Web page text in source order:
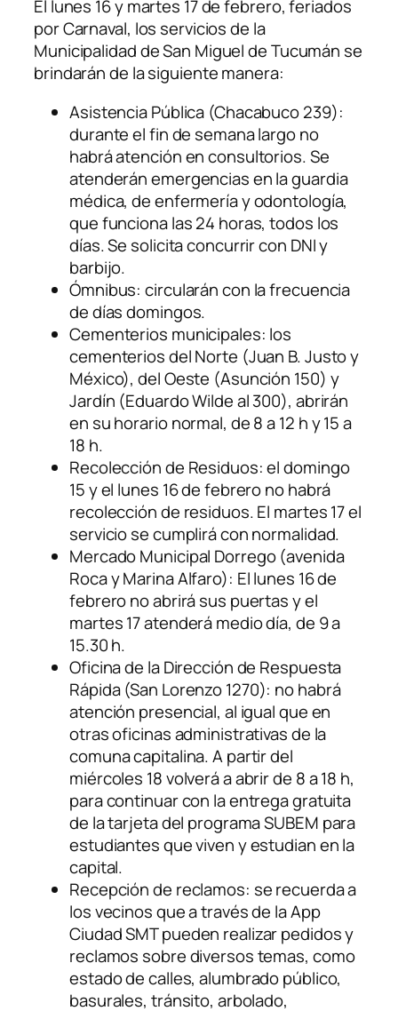
El lunes 16 y martes 17 de febrero, feriados
por Carnaval, los servicios de la
Municipalidad de San Miguel de Tucumán se
brindarán de la siguiente manera:
Asistencia Pública (Chacabuco 239):
durante el fin de semana largo no
habrá atención en consultorios. Se
atenderán emergencias en la guardia
médica, de enfermería y odontología,
que funciona las 24 horas, todos los
días. Se solicita concurrir con DNI y
barbijo.
Ómnibus: circularán con la frecuencia
de días domingos.
Cementerios municipales: los
cementerios del Norte (Juan B. Justo y
México), del Oeste (Asunción 150) y
Jardín (Eduardo Wilde al 300), abrirán
en su horario normal, de 8 a 12 h y 15 a
18 h.
Recolección de Residuos: el domingo
15 y el lunes 16 de febrero no habrá
recolección de residuos. El martes 17 el
servicio se cumplirá con normalidad.
Mercado Municipal Dorrego (avenida
Roca y Marina Alfaro): El lunes 16 de
febrero no abrirá sus puertas y el
martes 17 atenderá medio día, de 9 a
15.30 h.
Oficina de la Dirección de Respuesta
Rápida (San Lorenzo 1270): no habrá
atención presencial, al igual que en
otras oficinas administrativas de la
comuna capitalina. A partir del
miércoles 18 volverá a abrir de 8 a 18 h,
para continuar con la entrega gratuita
de la tarjeta del programa SUBEM para
estudiantes que viven y estudian en la
capital.
Recepción de reclamos: se recuerda a
los vecinos que a través de la App
Ciudad SMT pueden realizar pedidos y
reclamos sobre diversos temas, como
estado de calles, alumbrado público,
basurales, tránsito, arbolado,